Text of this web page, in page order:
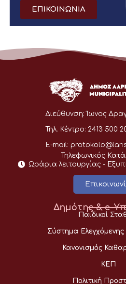
ΕΠΙΚΟΙΝΩΝΙΑ
Διεύθυνση: Ίωνος
Τηλ. Κέντρο: 2413 500
E-mail:
Τηλεφωνικός
Ωράρια λειτουργίας -
Δημότης & e-
Παιδικοί
Σύστημα
Κανονισμός
ΚΕΠ
Πολιτική